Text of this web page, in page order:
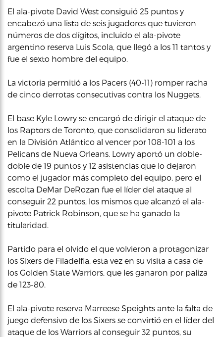
El ala-pivote David West consiguió 25 puntos y
encabezó una lista de seis jugadores que tuvieron
números de dos dígitos, incluido el ala-pivote
argentino reserva Luis Scola, que llegó a los 11 tantos y
fue el sexto hombre del equipo.
La victoria permitió a los Pacers (40-11) romper racha
de cinco derrotas consecutivas contra los Nuggets.
El base Kyle Lowry se encargó de dirigir el ataque de
los Raptors de Toronto, que consolidaron su liderato
en la División Atlántico al vencer por 108-101 a los
Pelicans de Nueva Orleans. Lowry aportó un doble-
doble de 19 puntos y 12 asistencias que lo dejaron
como el jugador más completo del equipo, pero el
escolta DeMar DeRozan fue el líder del ataque al
conseguir 22 puntos, los mismos que alcanzó el ala-
pivote Patrick Robinson, que se ha ganado la
titularidad.
Partido para el olvido el que volvieron a protagonizar
los Sixers de Filadelfia, esta vez en su visita a casa de
los Golden State Warriors, que les ganaron por paliza
de 123-80.
El ala-pivote reserva Marreese Speights ante la falta de
juego defensivo de los Sixers se convirtió en el líder del
ataque de los Warriors al conseguir 32 puntos, su